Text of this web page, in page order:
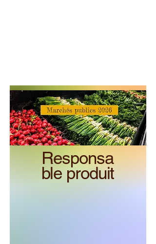
Responsa
ble produit